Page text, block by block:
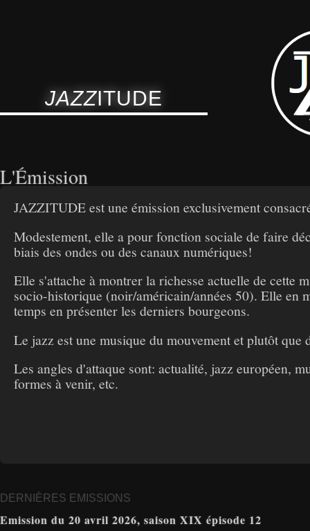
JAZZITUDE
L'Émission
JAZZITUDE est une émission exclusivement
Modestement, elle a pour fonction sociale de faire
biais des ondes ou des canaux numériques!
Elle s'attache à montrer la richesse actuelle de cette
socio-historique (noir/américain/années 50). Elle en
temps en présenter les derniers bourgeons.
Le jazz est une musique du mouvement et plutôt
Les angles d'attaque sont: actualité, jazz européen,
formes à venir, etc.
DERNIÈRES EMISSIONS
Emission du 20 avril 2026, saison XIX épisode 12